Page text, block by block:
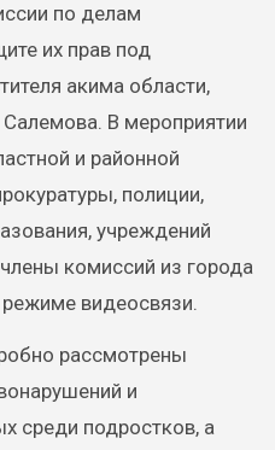
по делам
их прав под
акима области,
В мероприятии
и районной
полиции,
учреждений
комиссий из города
видеосвязи.
рассмотрены
и
среди подростков, а